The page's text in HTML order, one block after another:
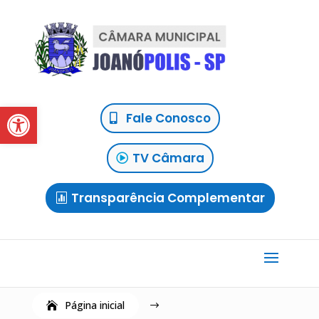
Abrir a barra de ferramentasFale Conosco
TV Câmara
Transparência Complementar
Página inicial $